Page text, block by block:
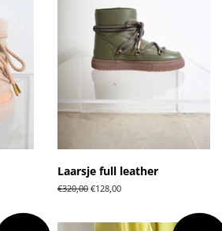
Laarsje full leather
Normale
€320,00 Aanbiedingsprijs
€128,00